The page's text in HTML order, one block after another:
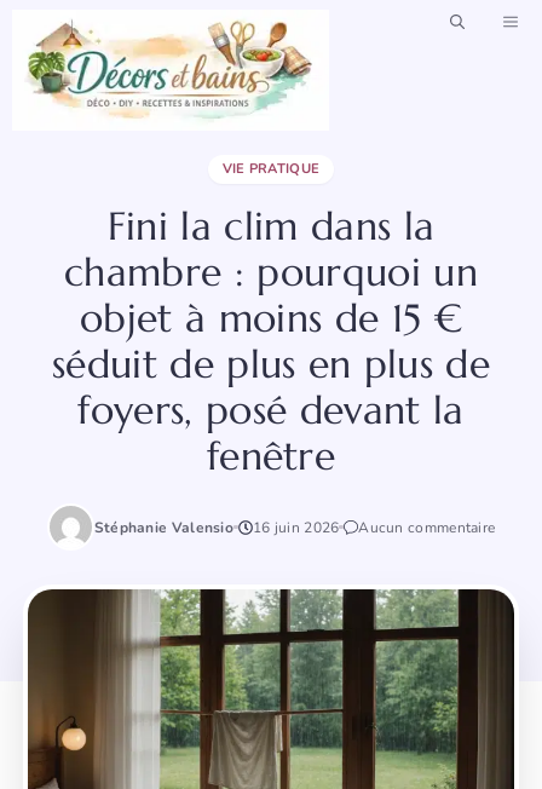
contenu
VIE PRATIQUE
Fini la clim dans la
chambre : pourquoi un
objet à moins de 15 €
séduit de plus en plus de
foyers, posé devant la
fenêtre
Stéphanie Valensio 16 juin 2026 Aucun commentaire